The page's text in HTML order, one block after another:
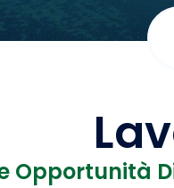
Opportunità